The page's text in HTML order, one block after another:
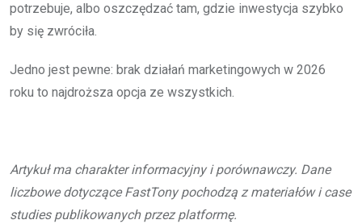
potrzebuje, albo oszczędzać tam, gdzie inwestycja szybko
by się zwróciła.
Jedno jest pewne: brak działań marketingowych w 2026
roku to najdroższa opcja ze wszystkich.
Artykuł ma charakter informacyjny i porównawczy. Dane
liczbowe dotyczące FastTony pochodzą z materiałów i case
studies publikowanych przez platformę.